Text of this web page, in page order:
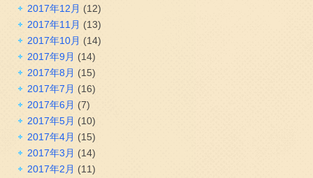
2017年12月 (12)
2017年11月 (13)
2017年10月 (14)
2017年9月 (14)
2017年8月 (15)
2017年7月 (16)
2017年6月 (7)
2017年5月 (10)
2017年4月 (15)
2017年3月 (14)
2017年2月 (11)